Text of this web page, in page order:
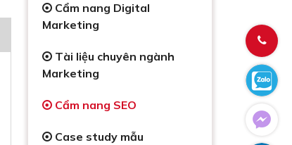
Cẩm nang Digital
Marketing
Tài liệu chuyên ngành
Marketing
Cẩm nang SEO
Case study mẫu